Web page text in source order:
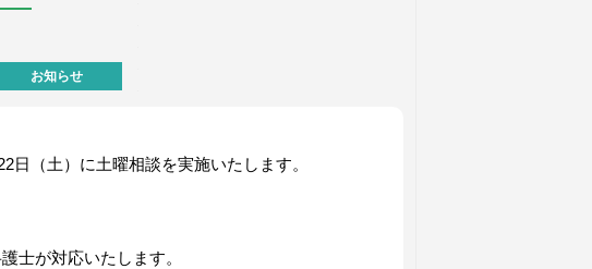
お知らせ
日（土）に土曜相談を実施いたします。
士が対応いたします。